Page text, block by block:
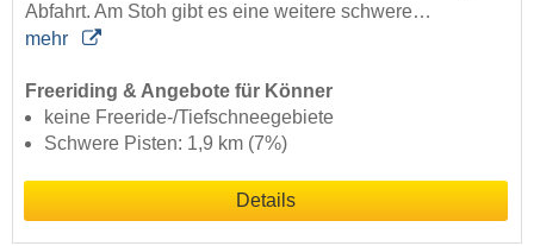
Abfahrt. Am Stoh gibt es eine weitere schwere…
mehr
Freeriding & Angebote für Könner
keine Freeride-/Tiefschneegebiete
Schwere Pisten: 1,9 km (7%)
Details